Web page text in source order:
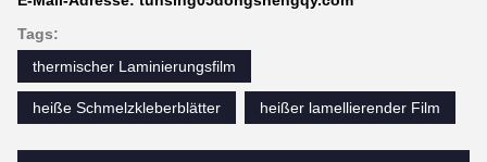
Tags:
thermischer Laminierungsfilm
heiße Schmelzkleberblätter heißer lamellierender Film